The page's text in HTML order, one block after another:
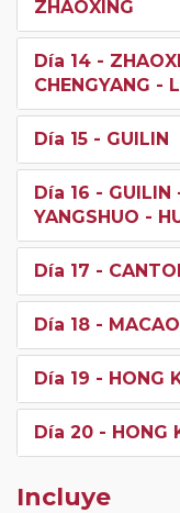
ZHAOXING
Día 14 -
CHENGYANG -
Día 15 - GUILIN
Día 16 - GUILIN
YANGSHUO -
Día 17 -
Día 18 -
Día 19 - HONG
Día 20 - HONG
Incluye